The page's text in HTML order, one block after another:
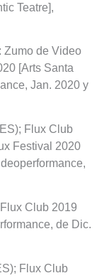
Teatre],
Zumo de Video
[Arts Santa
Jan. 2020 y
Flux Club
Festival 2020
Club 2019
de Dic.
Flux Club